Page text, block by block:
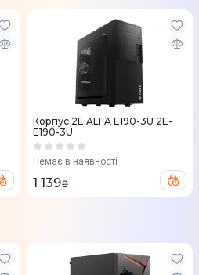
Корпус 2E ALFA Е190-3U 2E-
E190-3U
Немає в наявності
1 139₴